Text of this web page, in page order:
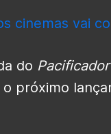
cinemas vai
do Pacificador
próximo